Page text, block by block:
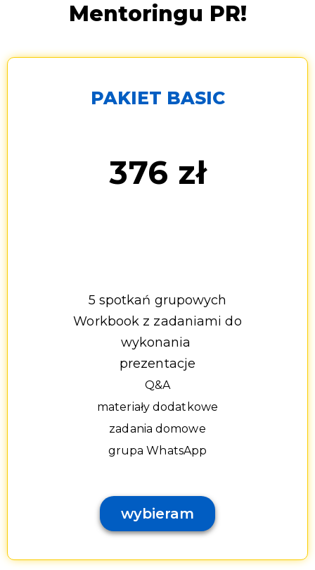
Mentoringu PR!
PAKIET BASIC
376 zł
5 spotkań grupowych
Workbook z zadaniami do
wykonania
prezentacje
Q&A
materiały dodatkowe
zadania domowe
grupa WhatsApp
wybieram